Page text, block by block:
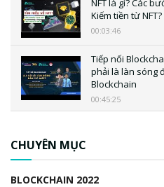
Kiếm tiền từ
00:03:46
Tiếp nối
phải là làn sóng
Blockchain
00:45:25
CHUYÊN MỤC
BLOCKCHAIN 2022